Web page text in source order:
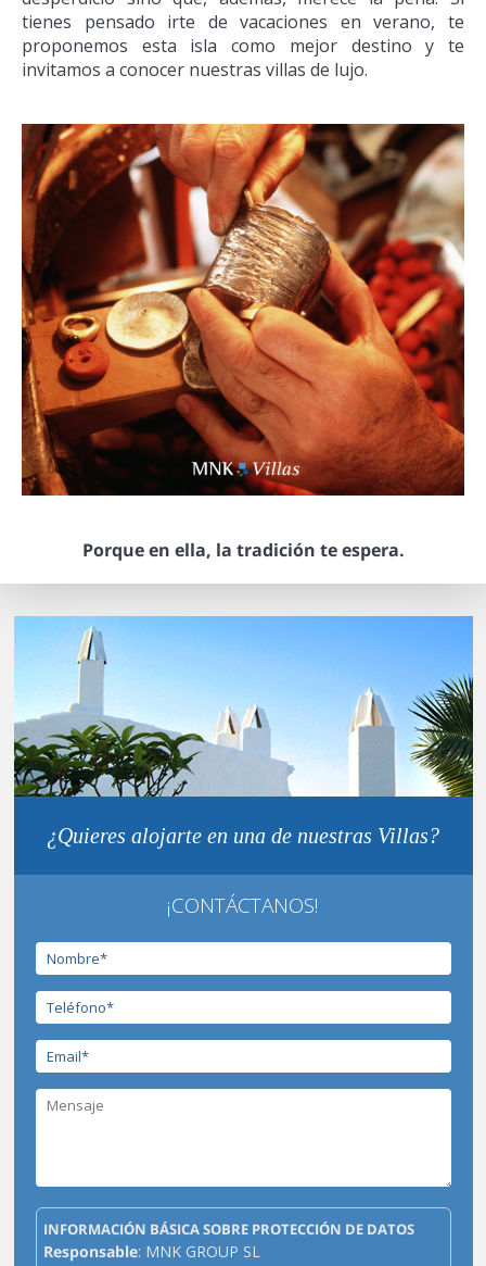
tienes pensado irte de vacaciones en verano, te
proponemos esta isla como mejor destino y te
invitamos a conocer nuestras villas de lujo.
Porque en ella, la tradición te espera.
¿Quieres alojarte en una de nuestras Villas?
¡CONTÁCTANOS!
INFORMACIÓN BÁSICA SOBRE PROTECCIÓN DE DATOS
Responsable: MNK GROUP SL